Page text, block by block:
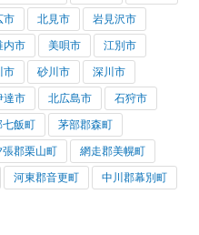
市 北見市 岩見沢市
内市 美唄市 江別市
市 砂川市 深川市
達市 北広島市 石狩市
七飯町 茅部郡森町
張郡栗山町 網走郡美幌町
河東郡音更町 中川郡幕別町